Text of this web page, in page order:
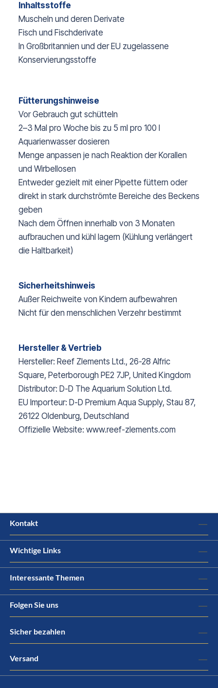
Inhaltsstoffe
Muscheln und deren Derivate
Fisch und Fischderivate
In Großbritannien und der EU zugelassene
Konservierungsstoffe
Fütterungshinweise
Vor Gebrauch gut schütteln
2–3 Mal pro Woche bis zu 5 ml pro 100 l
Aquarienwasser dosieren
Menge anpassen je nach Reaktion der Korallen
und Wirbellosen
Entweder gezielt mit einer Pipette füttern oder
direkt in stark durchströmte Bereiche des Beckens
geben
Nach dem Öffnen innerhalb von 3 Monaten
aufbrauchen und kühl lagern (Kühlung verlängert
die Haltbarkeit)
Sicherheitshinweis
Außer Reichweite von Kindern aufbewahren
Nicht für den menschlichen Verzehr bestimmt
Hersteller & Vertrieb
Hersteller: Reef Zlements Ltd., 26-28 Alfric
Square, Peterborough PE2 7JP, United Kingdom
Distributor: D-D The Aquarium Solution Ltd.
EU Importeur: D-D Premium Aqua Supply, Stau 87,
26122 Oldenburg, Deutschland
Offizielle Website: www.reef-zlements.com
Kontakt
Wichtige Links
Interessante Themen
Folgen Sie uns
Sicher bezahlen
Versand